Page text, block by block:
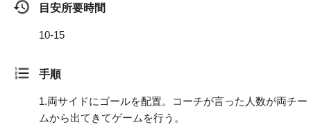
目安所要時間
10-15
手順
1.両サイドにゴールを配置。コーチが言った人数が両チー
ムから出てきてゲームを行う。